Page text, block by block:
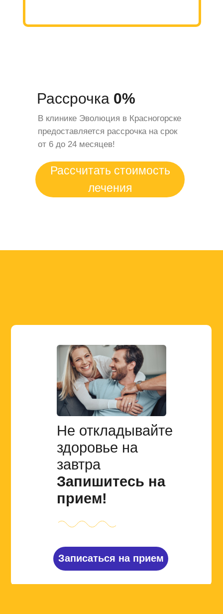
Рассрочка 0%
В клинике Эволюция в Красногорске
предоставляется рассрочка на срок
от 6 до 24 месяцев!
Рассчитать стоимость
лечения
Не откладывайте
здоровье на
завтра
Запишитесь на
прием!
Записаться на прием